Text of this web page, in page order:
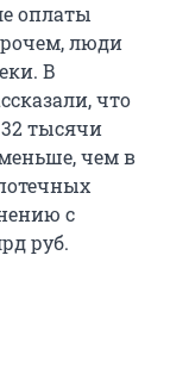
оплаты
люди
В
что
32 тысячи
чем в
с
руб.